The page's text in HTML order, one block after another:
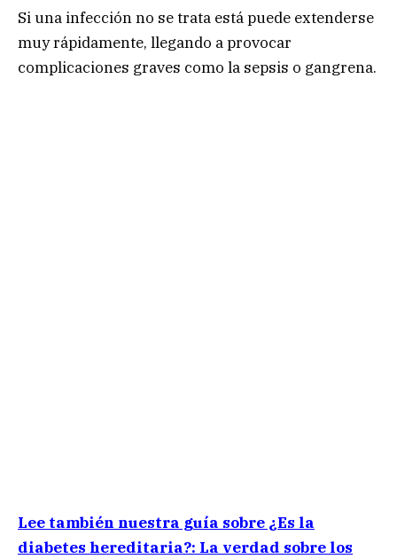
Si una infección no se trata está puede extenderse
muy rápidamente, llegando a provocar
complicaciones graves como la sepsis o gangrena.
Lee también nuestra guía sobre ¿Es la
diabetes hereditaria?: La verdad sobre los